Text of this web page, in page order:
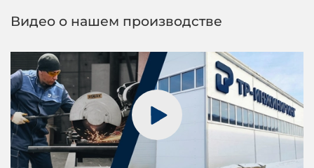
Видео о нашем производстве